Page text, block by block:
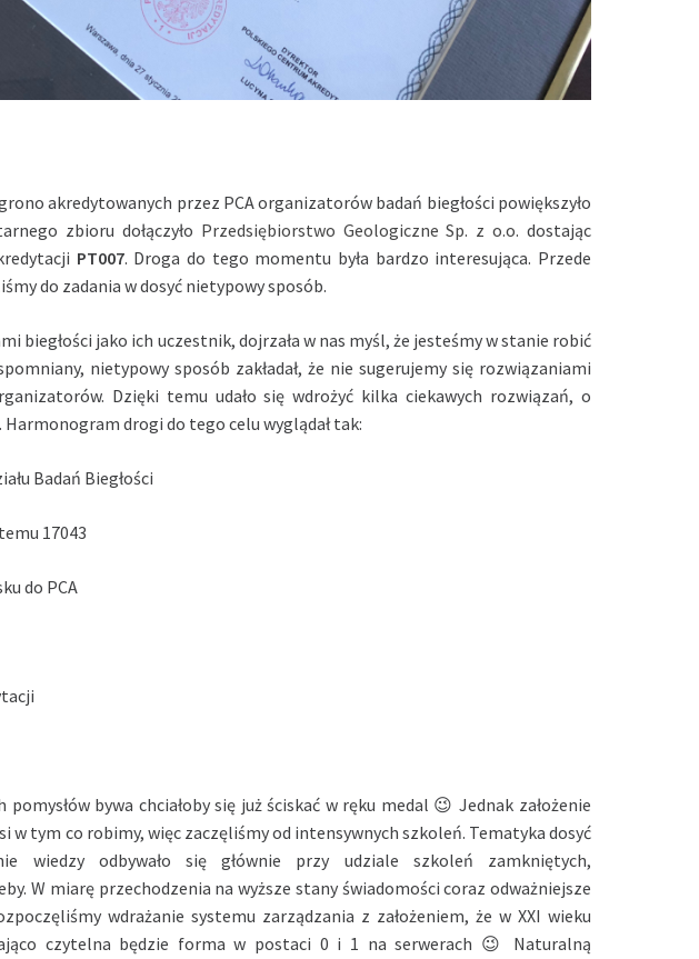
akredytowanych przez PCA organizatorów badań biegłości powiększyło
zbioru dołączyło Przedsiębiorstwo Geologiczne Sp. z o.o. dostając
PT007. Droga do tego momentu była bardzo interesująca. Przede
do zadania w dosyć nietypowy sposób.
biegłości jako ich uczestnik, dojrzała w nas myśl, że jesteśmy w stanie robić
nietypowy sposób zakładał, że nie sugerujemy się rozwiązaniami
Dzięki temu udało się wdrożyć kilka ciekawych rozwiązań, o
drogi do tego celu wyglądał tak:
Badań Biegłości
17043
do PCA
bywa chciałoby się już ściskać w ręku medal 😉 Jednak założenie
w tym co robimy, więc zaczęliśmy od intensywnych szkoleń. Tematyka dosyć
wiedzy odbywało się głównie przy udziale szkoleń zamkniętych,
W miarę przechodzenia na wyższe stany świadomości coraz odważniejsze
wdrażanie systemu zarządzania z założeniem, że w XXI wieku
czytelna będzie forma w postaci 0 i 1 na serwerach 😉 Naturalną